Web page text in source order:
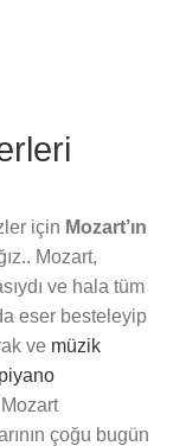
için Mozart’ın
Mozart,
ve hala tüm
eser besteleyip
ve müzik
piyano
çoğu bugün